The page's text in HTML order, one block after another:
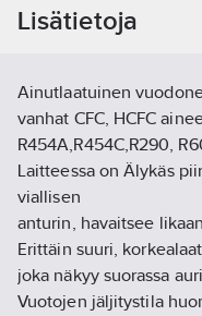
Lisätietoja
Ainutlaatuinen
vanhat CFC, HCFC
R454A,R454C,R290,
Laitteessa on Älykäs
viallisen
anturin, havaitsee
Erittäin suuri,
joka näkyy suorassa
Vuotojen jäljitystila